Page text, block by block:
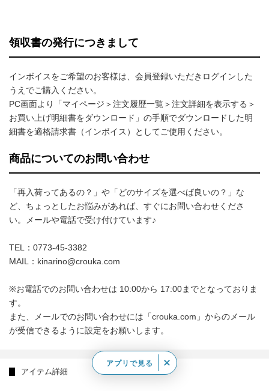
領収書の発行につきまして
インボイスをご希望のお客様は、会員登録いただきログインした
うえでご購入ください。
PC画面より「マイページ＞注文履歴一覧＞注文詳細を表示する＞
お買い上げ明細書をダウンロード」の手順でダウンロードした明
細書を適格請求書（インボイス）としてご使用ください。
商品についてのお問い合わせ
「再入荷ってあるの？」や「どのサイズを選べば良いの？」な
ど、ちょっとしたお悩みがあれば、すぐにお問い合わせくださ
い。メールや電話で受け付けています♪
TEL：0773-45-3382
MAIL：kinarino@crouka.com
※お電話でのお問い合わせは 10:00から 17:00までとなっておりま
す。
また、メールでのお問い合わせには「crouka.com」からのメール
が受信できるように設定をお願いします。
アイテム詳細
アプリで見る